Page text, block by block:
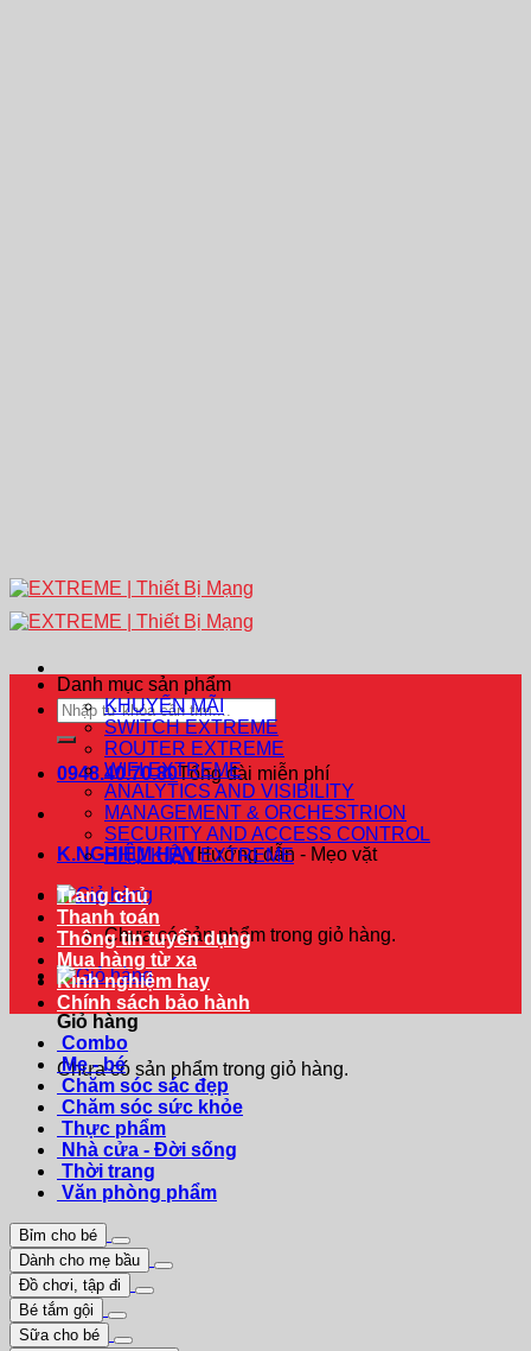
Tìm
kiếm:
0948.40.70.80Tổng đài miễn phí
K.NGHIỆM HAYHướng dẫn - Mẹo vặt
Chưa có sản phẩm trong giỏ hàng.
Giỏ hàng
Chưa có sản phẩm trong giỏ hàng.
Danh mục sản phẩm
KHUYẾN MÃI
SWITCH EXTREME
ROUTER EXTREME
WIFI EXTREME
ANALYTICS AND VISIBILITY
MANAGEMENT & ORCHESTRION
SECURITY AND ACCESS CONTROL
PHỤ KIỆN EXTREME
Trang chủ
Thanh toán
Thông tin tuyển dụng
Mua hàng từ xa
Kinh nghiệm hay
Chính sách bảo hành
Combo
Mẹ - bé
Chăm sóc sác đẹp
Chăm sóc sức khỏe
Thực phẩm
Nhà cửa - Đời sống
Thời trang
Văn phòng phẩm
Bỉm cho bé
Dành cho mẹ bầu
Đồ chơi, tập đi
Bé tắm gội
Sữa cho bé